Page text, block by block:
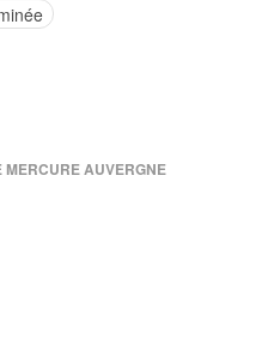
AUVERGNE